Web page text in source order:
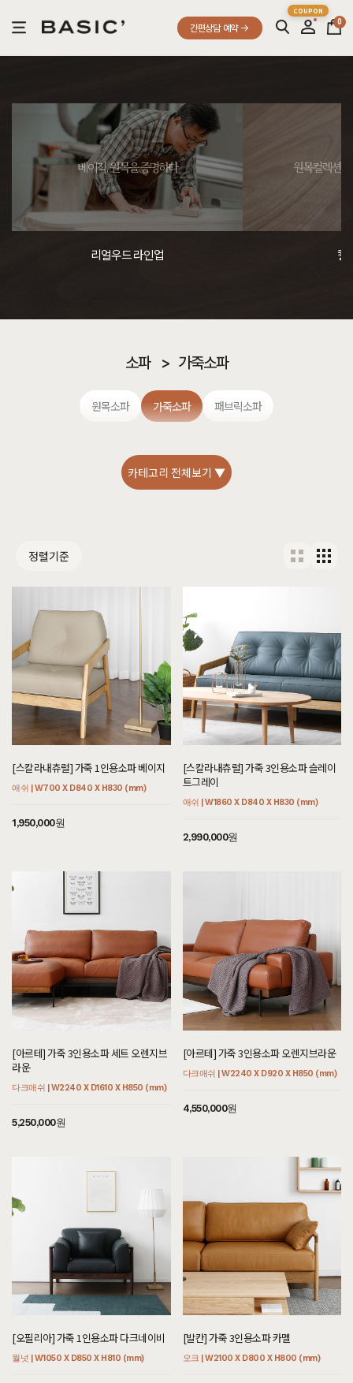
간편상담 예약
0
베이직, 원목을 증명하다
리얼우드 라인업
원목컬렉션,
컬
소파 > 가죽소파
원목소파 가죽소파 패브릭소파
카테고리 전체보기 ▼
정렬기준
[스칼라내츄럴] 가죽 1인용소파 베이지
애쉬 | W700 X D840 X H830 (mm)
1,950,000원
[스칼라내츄럴] 가죽 3인용소파 슬레이
트그레이
애쉬 | W1860 X D840 X H830 (mm)
2,990,000원
[아르테] 가죽 3인용소파 세트 오렌지브
라운
다크애쉬 | W2240 X D1610 X H850 (mm)
5,250,000원
[아르테] 가죽 3인용소파 오렌지브라운
다크애쉬 | W2240 X D920 X H850 (mm)
4,550,000원
[오필리아] 가죽 1인용소파 다크네이비
월넛 | W1050 X D850 X H810 (mm)
[발칸] 가죽 3인용소파 카멜
오크 | W2100 X D800 X H800 (mm)